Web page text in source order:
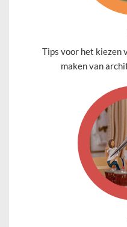
Tips voor het kiezen
maken van